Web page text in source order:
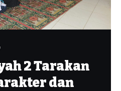
2 Tarakan
dan